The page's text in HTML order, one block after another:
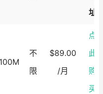
址
100M
不
限
$89.00
/月
点
此
购
买